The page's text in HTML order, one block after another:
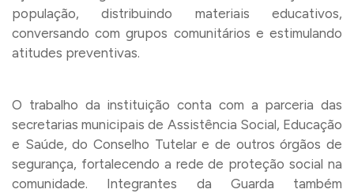
população, distribuindo materiais educativos,
conversando com grupos comunitários e estimulando
atitudes preventivas.
O trabalho da instituição conta com a parceria das
secretarias municipais de Assistência Social, Educação
e Saúde, do Conselho Tutelar e de outros órgãos de
segurança, fortalecendo a rede de proteção social na
comunidade. Integrantes da Guarda também